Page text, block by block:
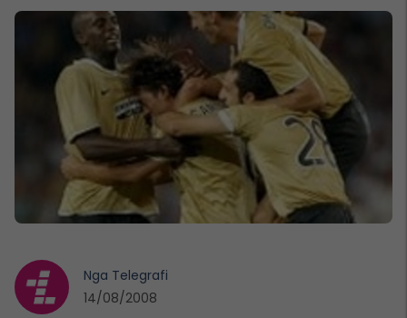
Nga Telegrafi
14/08/2008